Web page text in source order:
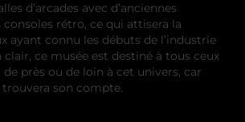
d’arcades avec d’anciennes
rétro, ce qui attisera la
ayant connu les débuts de l’industrie
clair, ce musée est destiné à tous ceux
de près ou de loin à cet univers, car
son compte.